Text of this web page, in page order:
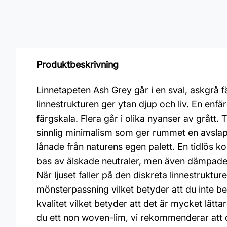
Produktbeskrivning
Linnetapeten Ash Grey går i en sval,
linnestrukturen ger ytan djup och liv. En
färgskala. Flera går i olika nyanser av grått.
sinnlig minimalism som ger rummet en
lånade från naturens egen palett. En tidlös
bas av älskade neutraler, men även
När ljuset faller på den diskreta
mönsterpassning vilket betyder att du inte
kvalitet vilket betyder att det är mycket
du ett non woven-lim, vi rekommenderar att